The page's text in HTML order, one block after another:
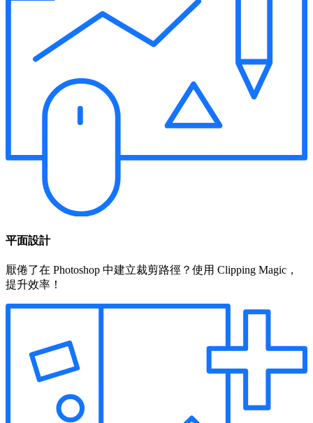
平面設計
厭倦了在 Photoshop 中建立裁剪路徑？使用 Clipping Magic，
提升效率！